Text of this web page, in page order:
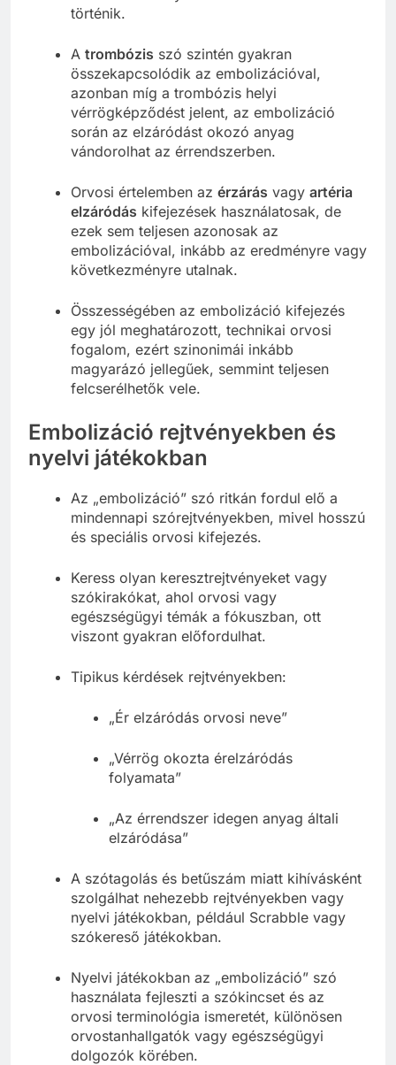
történik.
A trombózis szó szintén gyakran
összekapcsolódik az embolizációval,
azonban míg a trombózis helyi
vérrögképződést jelent, az embolizáció
során az elzáródást okozó anyag
vándorolhat az érrendszerben.
Orvosi értelemben az érzárás vagy artéria
elzáródás kifejezések használatosak, de
ezek sem teljesen azonosak az
embolizációval, inkább az eredményre vagy
következményre utalnak.
Összességében az embolizáció kifejezés
egy jól meghatározott, technikai orvosi
fogalom, ezért szinonimái inkább
magyarázó jellegűek, semmint teljesen
felcserélhetők vele.
Embolizáció rejtvényekben és
nyelvi játékokban
Az „embolizáció” szó ritkán fordul elő a
mindennapi szórejtvényekben, mivel hosszú
és speciális orvosi kifejezés.
Keress olyan keresztrejtvényeket vagy
szókirakókat, ahol orvosi vagy
egészségügyi témák a fókuszban, ott
viszont gyakran előfordulhat.
Tipikus kérdések rejtvényekben:
„Ér elzáródás orvosi neve”
„Vérrög okozta érelzáródás
folyamata”
„Az érrendszer idegen anyag általi
elzáródása”
A szótagolás és betűszám miatt kihívásként
szolgálhat nehezebb rejtvényekben vagy
nyelvi játékokban, például Scrabble vagy
szókereső játékokban.
Nyelvi játékokban az „embolizáció” szó
használata fejleszti a szókincset és az
orvosi terminológia ismeretét, különösen
orvostanhallgatók vagy egészségügyi
dolgozók körében.